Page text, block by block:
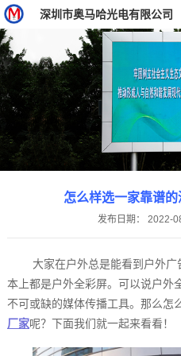
深圳市奥马哈光电有限公司
怎么样选一家靠谱
发布日期： 2022-
大家在户外总是能看到户外
本上都是户外全彩屏。可以说户外
不可或缺的媒体传播工具。那么怎
厂家呢？下面我们就一起来看看！